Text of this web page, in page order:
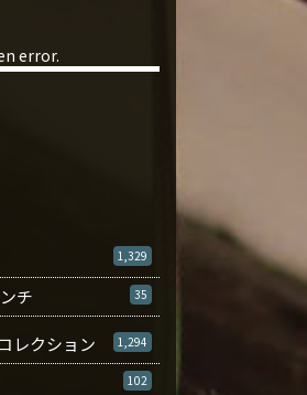
error.
1,329
チ 35
レクション 1,294
102